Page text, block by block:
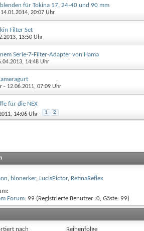
für Tokina 17, 24-40 und 90 mm
20:07 Uhr
Filter Set
13:50 Uhr
Serie-7-Filter-Adapter von Hama
14:48 Uhr
- 12.06.2011, 07:09 Uhr
für die NEX
14:06 Uhr 1 2
, hinnerker, LucisPictor, RetinaReflex
Forum: 99 (Registrierte Benutzer: 0, Gäste: 99)
nach
Reihenfolge